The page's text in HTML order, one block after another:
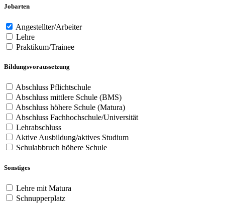
Jobarten
Angestellter/Arbeiter
Lehre
Praktikum/Trainee
Bildungsvoraussetzung
Abschluss Pflichtschule
Abschluss mittlere Schule (BMS)
Abschluss höhere Schule (Matura)
Abschluss Fachhochschule/Universität
Lehrabschluss
Aktive Ausbildung/aktives Studium
Schulabbruch höhere Schule
Sonstiges
Lehre mit Matura
Schnupperplatz